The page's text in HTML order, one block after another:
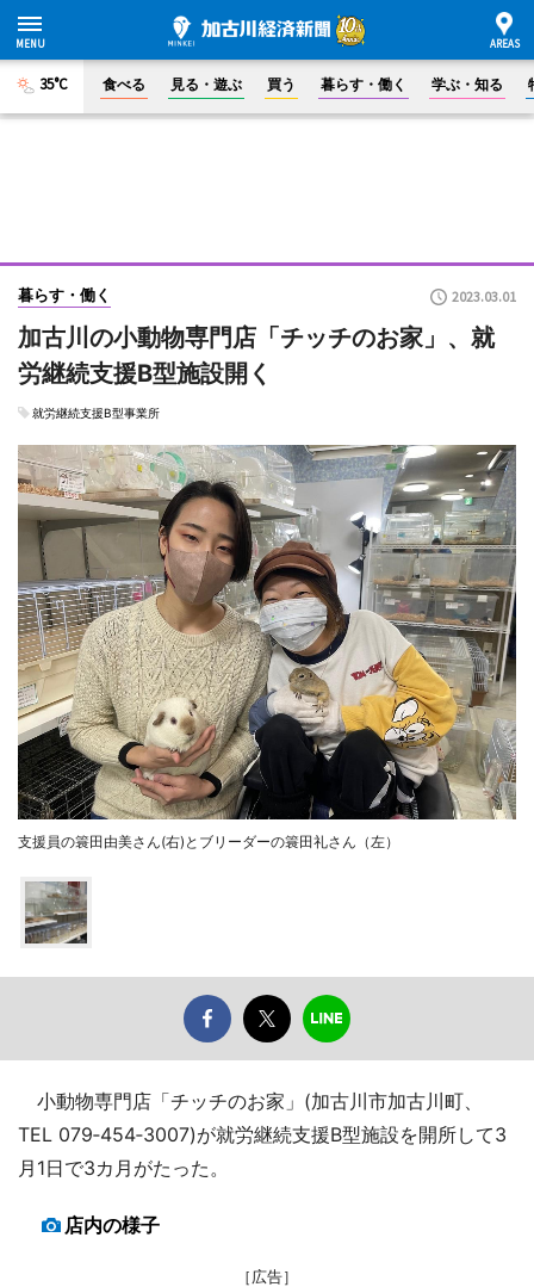
35°C 食べる 見る・遊ぶ 買う 暮らす・働く 学ぶ・知る
暮らす・働く 2023.03.01
加古川の小動物専門店「チッチのお家」、就
労継続支援B型施設開く
就労継続支援B型事業所
支援員の簑田由美さん(右)とブリーダーの簑田礼さん（左）
小動物専門店「チッチのお家」(加古川市加古川町、
TEL 079‐454‐3007)が就労継続支援B型施設を開所して3
月1日で3カ月がたった。
店内の様子
［広告］